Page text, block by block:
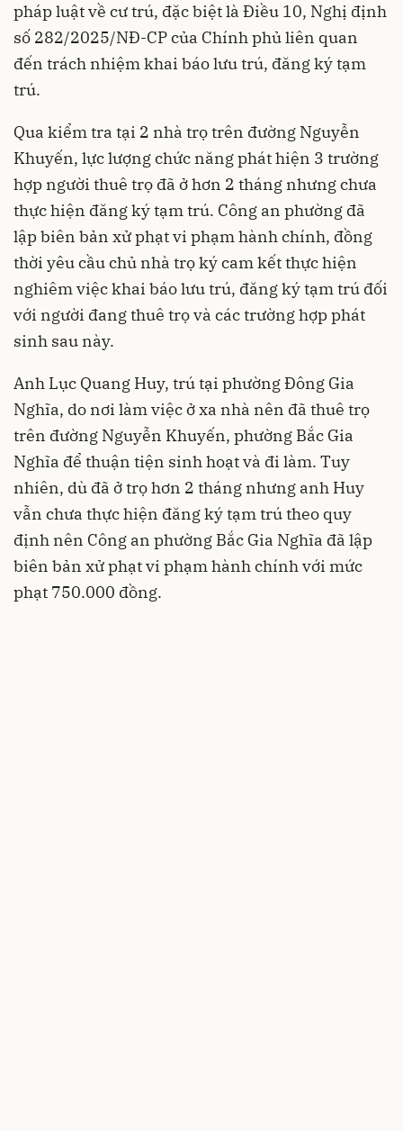
pháp luật về cư trú, đặc biệt là Điều 10, Nghị định
số 282/2025/NĐ-CP của Chính phủ liên quan
đến trách nhiệm khai báo lưu trú, đăng ký tạm
trú.
Qua kiểm tra tại 2 nhà trọ trên đường Nguyễn
Khuyến, lực lượng chức năng phát hiện 3 trường
hợp người thuê trọ đã ở hơn 2 tháng nhưng chưa
thực hiện đăng ký tạm trú. Công an phường đã
lập biên bản xử phạt vi phạm hành chính, đồng
thời yêu cầu chủ nhà trọ ký cam kết thực hiện
nghiêm việc khai báo lưu trú, đăng ký tạm trú đối
với người đang thuê trọ và các trường hợp phát
sinh sau này.
Anh Lục Quang Huy, trú tại phường Đông Gia
Nghĩa, do nơi làm việc ở xa nhà nên đã thuê trọ
trên đường Nguyễn Khuyến, phường Bắc Gia
Nghĩa để thuận tiện sinh hoạt và đi làm. Tuy
nhiên, dù đã ở trọ hơn 2 tháng nhưng anh Huy
vẫn chưa thực hiện đăng ký tạm trú theo quy
định nên Công an phường Bắc Gia Nghĩa đã lập
biên bản xử phạt vi phạm hành chính với mức
phạt 750.000 đồng.